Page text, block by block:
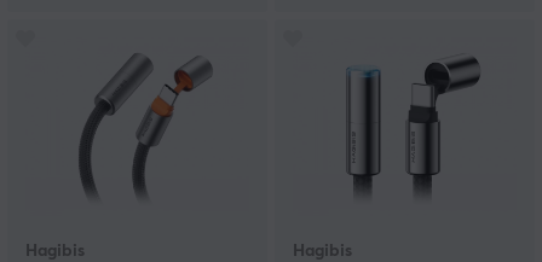
Hagibis Hagibis